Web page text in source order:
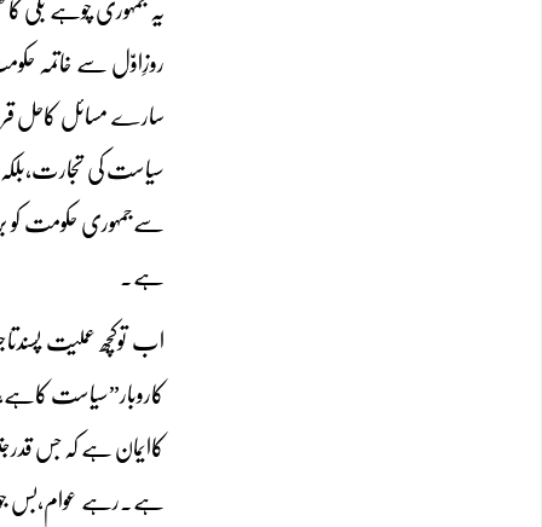
یہ جمہوری چوہے بلی
روزِاوّل سے خاتمہ
سارے مسائل کاحل
سیاست کی تجارت،بلکہ
سےجمہوری حکومت کو
ہے۔
اب توکچھ عملیت
کاروبار”سیاست
کاایمان ہے کہ جس
ہے۔رہے عوام،بس جوق